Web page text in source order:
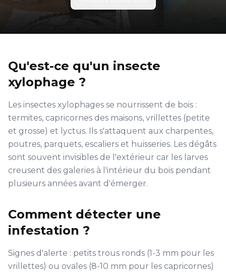
Qu'est-ce qu'un insecte
xylophage ?
Les insectes xylophages se nourrissent de bois :
termites, capricornes des maisons, vrillettes (petite
et grosse) et lyctus. Ils s'attaquent aux charpentes,
poutres, parquets, escaliers et huisseries. Les dégâts
sont souvent invisibles de l'extérieur car les larves
creusent des galeries à l'intérieur du bois pendant
plusieurs années avant d'émerger.
Comment détecter une
infestation ?
Signes d'alerte : petits trous ronds (1-3 mm pour les
vrillettes) ou ovales (8-10 mm pour les capricornes)